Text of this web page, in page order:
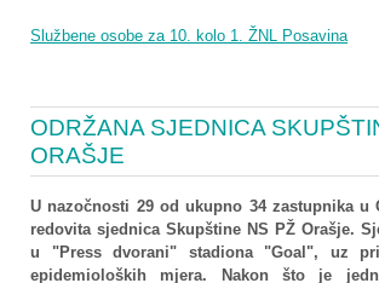
Službene osobe za 10. kolo 1. ŽNL Posavina
ODRŽANA SJEDNICA
ORAŠJE
U nazočnosti 29 od ukupno 34 zastupnika u
redovita sjednica Skupštine NS PŽ Orašje.
u "Press dvorani" stadiona "Goal", uz
epidemioloških mjera. Nakon što je